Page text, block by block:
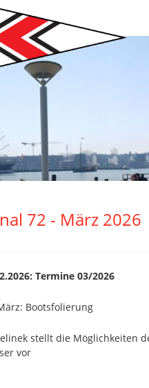
72 - März 2026
Termine 03/2026
Bootsfolierung
stellt die Möglichkeiten
vor